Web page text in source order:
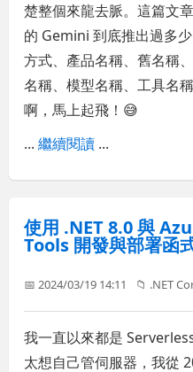
楚整個來龍去脈。這篇文
的 Gemini 到底推出過多
方式、產品名稱、舊名稱
名稱、模型名稱、工具名
啊，馬上起飛！😅
...繼續閱讀 ...
使用 .NET 8.0 與
Tools 開發與部署函
📅 2024/03/19 14:11 📁 .NET
我一直以來都是
太想自己管伺服器，我從